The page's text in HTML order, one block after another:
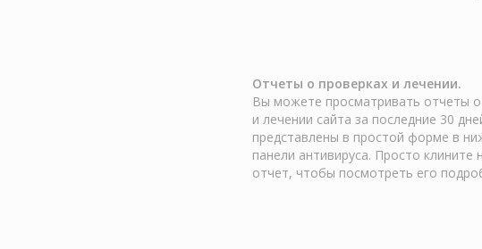
Отчеты о проверках и лечении.
Вы можете просматривать отчеты о
и лечении сайта за последние 30
представлены в простой форме в
панели антивируса. Просто клините
отчет, чтобы посмотреть его